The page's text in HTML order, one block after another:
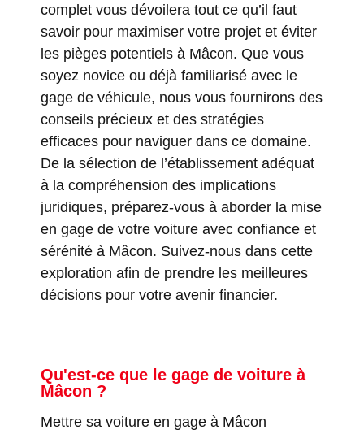
complet vous dévoilera tout ce qu’il faut
savoir pour maximiser votre projet et éviter
les pièges potentiels à Mâcon. Que vous
soyez novice ou déjà familiarisé avec le
gage de véhicule, nous vous fournirons des
conseils précieux et des stratégies
efficaces pour naviguer dans ce domaine.
De la sélection de l’établissement adéquat
à la compréhension des implications
juridiques, préparez-vous à aborder la mise
en gage de votre voiture avec confiance et
sérénité à Mâcon. Suivez-nous dans cette
exploration afin de prendre les meilleures
décisions pour votre avenir financier.
Qu'est-ce que le gage de voiture à
Mâcon ?
Mettre sa voiture en gage à Mâcon